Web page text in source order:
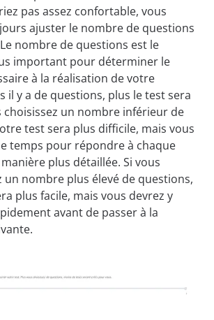
pas assez confortable, vous
ajuster le nombre de questions
nombre de questions est le
important pour déterminer le
à la réalisation de votre
il y a de questions, plus le test sera
choisissez un nombre inférieur de
test sera plus difficile, mais vous
temps pour répondre à chaque
plus détaillée. Si vous
un nombre plus élevé de questions,
plus facile, mais vous devrez y
avant de passer à la